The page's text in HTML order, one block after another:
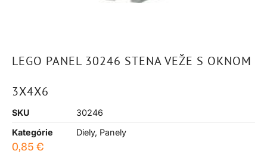
LEGO PANEL 30246 STENA VEŽE S OKNOM
3X4X6
SKU
30246
Kategórie
Diely, Panely
0,85 €